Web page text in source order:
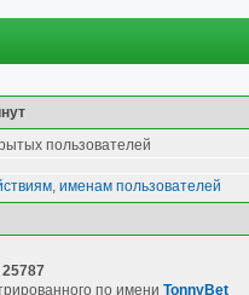
пользователей
, именам пользователей
25787
по имени TonnyBet